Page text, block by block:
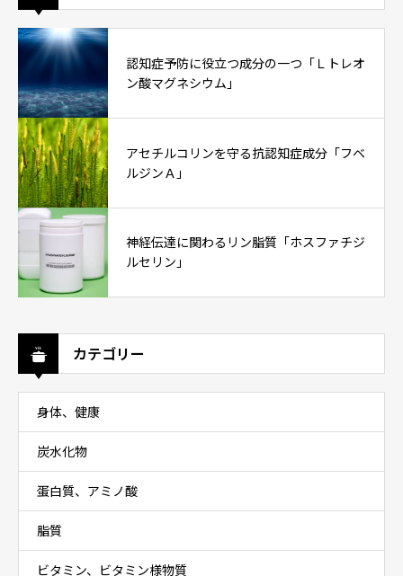
認知症予防に役立つ成分の一つ「Ｌトレオ
ン酸マグネシウム」
アセチルコリンを守る抗認知症成分「フベ
ルジンＡ」
神経伝達に関わるリン脂質「ホスファチジ
ルセリン」
カテゴリー
身体、健康
炭水化物
蛋白質、アミノ酸
脂質
ビタミン、ビタミン様物質